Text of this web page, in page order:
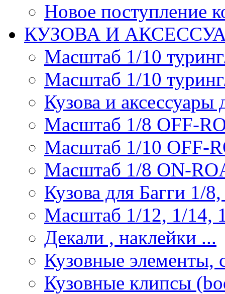
Новое поступление
КУЗОВА И
Масштаб 1/10
Масштаб 1/10
Кузова и
Масштаб 1/8 OFF-
Масштаб 1/10 OFF-
Масштаб 1/8 ON-
Кузова для Багги 1/
Масштаб 1/12, 1/14,
Декали , наклейки ...
Кузовные элементы,
Кузовные клипсы